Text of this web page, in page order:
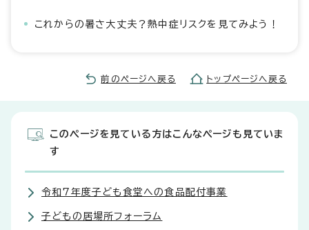
これからの暑さ大丈夫？熱中症リスクを見てみよう！
前のページへ戻る トップページへ戻る
このページを見ている方はこんなページも見ていま
す
令和7年度子ども食堂への食品配付事業
子どもの居場所フォーラム